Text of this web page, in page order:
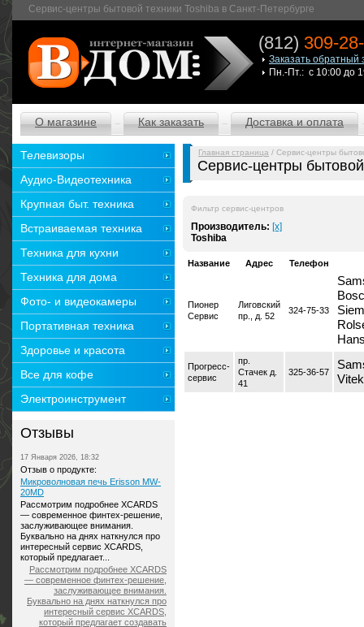
Сервис-центры бытовой техники Toshiba в Санкт-Петербурге
(812) 309-
Заказать обратный
Пн.-Пт.: с 10:00 до
О магазине Как заказать Доставка и оплата
Главная страница / Сервис-центры
Сервис-центры
Фильтр сервис-центров
Производитель:
Toshiba
[x]
Название Адрес Телефон
Пионер
Сервис
Лиговский
пр., д. 52
324-75-33
Прогресс-
сервис
пр.
Стачек д.
41
325-36-57
Vitek
Телевизоры
Аудио-Видеотехника
Крупная быт. техника
Встраиваемая техника
Техника для кухни
Техника для дома
Фото- и видеокамеры
Портативная техника
Здоровье и красота
Все для кофе
Электроинструмент
Отзывы
17 Января 2026, 18:32
Отзыв о продукте:
Микроволновая печь Erisson MW-
20MD
Рассмотрим подробнее XCARDS
— современное финтех-решение,
заслуживающее внимания.
Буквально на днях наткнулся про
интересный сервис XCARDS,
который предлагает...
Рассмотрим подробнее XCARDS
— современное финтех-решение,
заслуживающее внимания.
Буквально на днях наткнулся про
интересный сервис XCARDS,
который предлагает создавать